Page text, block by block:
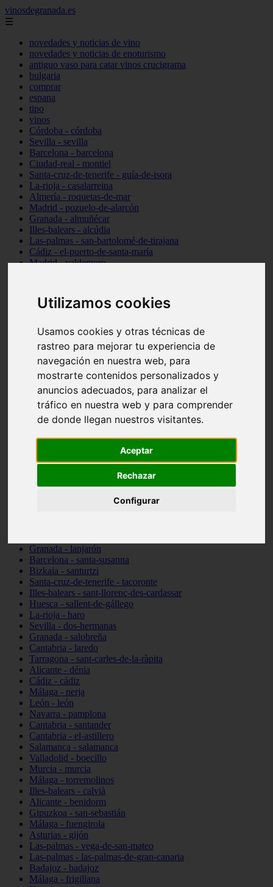
Utilizamos cookies
Usamos cookies y otras técnicas de
rastreo para mejorar tu experiencia de
navegación en nuestra web, para
mostrarte contenidos personalizados y
anuncios adecuados, para analizar el
tráfico en nuestra web y para comprender
de donde llegan nuestros visitantes.
Aceptar
Rechazar
Configurar
vinosdegranada.es
☰
novedades y noticias de vino
novedades y noticias de enoturismo
antiguo vaso para catar vinos crucigrama
bulgaria
comprar
espana
tipo
vinos
Córdoba - córdoba
Sevilla - sevilla
Barcelona - barcelona
Ciudad-real - montiel
Santa-cruz-de-tenerife - guía-de-isora
La-rioja - casalarreina
Almería - roquetas-de-mar
Madrid - pozuelo-de-alarcón
Granada - almuñécar
Illes-balears - alcúdia
Las-palmas - san-bartolomé-de-tirajana
Cádiz - el-puerto-de-santa-maría
Madrid - valdemoro
Cantabria - suances
Sevilla - bormujos
Málaga - júzcar
Huesca - alquézar
Huesca - castejón-de-sos
Lleida - alt-àneu
Córdoba - almedinilla
Navarra - zangoza
Cantabria - arenas-de-iguña
Barcelona - la-pobla-de-lillet
Murcia - cartagena
Madrid - nuevo-baztán
Granada - lanjarón
Barcelona - santa-susanna
Bizkaia - santurtzi
Santa-cruz-de-tenerife - tacoronte
Illes-balears - sant-llorenç-des-cardassar
Huesca - sallent-de-gállego
La-rioja - haro
Sevilla - dos-hermanas
Granada - salobreña
Cantabria - laredo
Tarragona - sant-carles-de-la-ràpita
Alicante - dénia
Cádiz - cádiz
Málaga - nerja
León - león
Navarra - pamplona
Cantabria - santander
Cantabria - el-astillero
Salamanca - salamanca
Valladolid - boecillo
Murcia - murcia
Málaga - torremolinos
Illes-balears - calvià
Alicante - benidorm
Gipuzkoa - san-sebastián
Málaga - fuengirola
Asturias - gijón
Las-palmas - vega-de-san-mateo
Las-palmas - las-palmas-de-gran-canaria
Badajoz - badajoz
Málaga - frigiliana